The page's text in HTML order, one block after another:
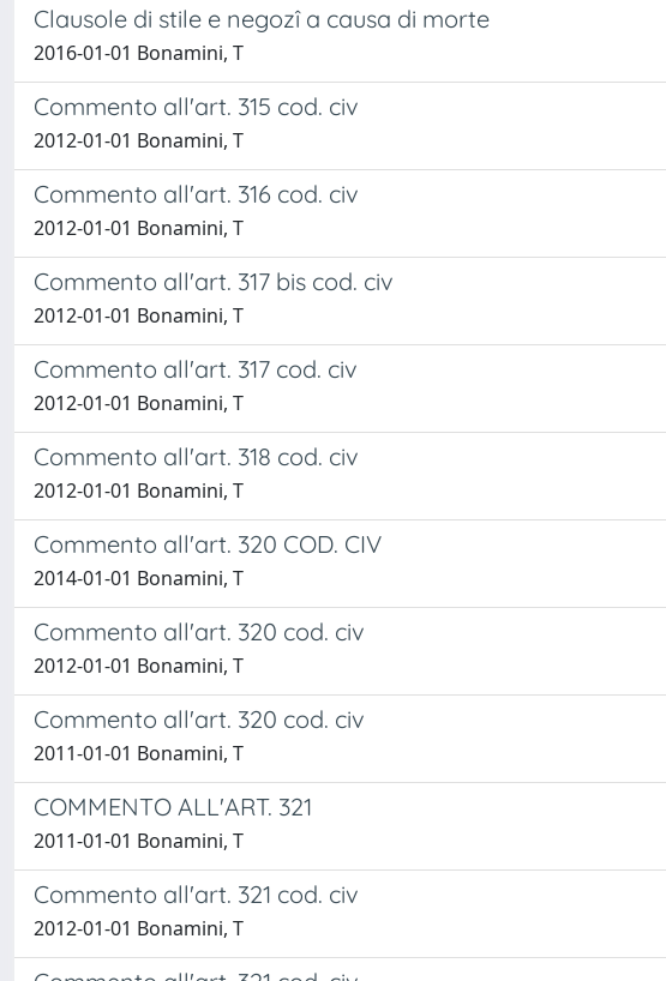
Clausole di stile e negozî a causa di morte
2016-01-01 Bonamini, T
Commento all'art. 315 cod. civ
2012-01-01 Bonamini, T
Commento all'art. 316 cod. civ
2012-01-01 Bonamini, T
Commento all'art. 317 bis cod. civ
2012-01-01 Bonamini, T
Commento all'art. 317 cod. civ
2012-01-01 Bonamini, T
Commento all'art. 318 cod. civ
2012-01-01 Bonamini, T
Commento all'art. 320 COD. CIV
2014-01-01 Bonamini, T
Commento all'art. 320 cod. civ
2012-01-01 Bonamini, T
Commento all'art. 320 cod. civ
2011-01-01 Bonamini, T
COMMENTO ALL'ART. 321
2011-01-01 Bonamini, T
Commento all'art. 321 cod. civ
2012-01-01 Bonamini, T